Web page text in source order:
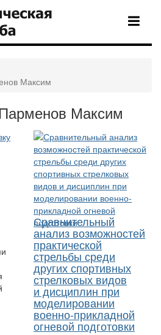
Максим
Максим
Сравнительный
анализ возможностей
практической
стрельбы среди
других спортивных
стрелковых видов
и дисциплин при
моделировании
военно-прикладной
огневой подготовки